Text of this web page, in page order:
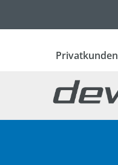
Privatkunden